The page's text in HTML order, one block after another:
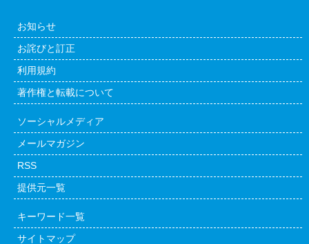
お知らせ
お詫びと訂正
利用規約
著作権と転載について
ソーシャルメディア
メールマガジン
RSS
提供元一覧
キーワード一覧
サイトマップ